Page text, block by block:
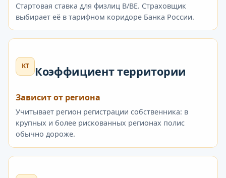
Стартовая ставка для физлиц B/BE. Страховщик
выбирает её в тарифном коридоре Банка России.
КТ Коэффициент территории
Зависит от региона
Учитывает регион регистрации собственника: в
крупных и более рискованных регионах полис
обычно дороже.